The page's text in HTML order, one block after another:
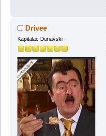
Drivee
Kapitalac Dunavski